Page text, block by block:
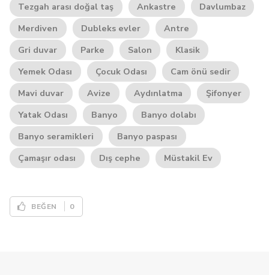
Tezgah arası doğal taş
Ankastre
Davlumbaz
Merdiven
Dubleks evler
Antre
Gri duvar
Parke Salon
Klasik
Yemek Odası
Çocuk Odası
Cam önü sedir
Mavi duvar
Avize Aydınlatma
Şifonyer
Yatak Odası
Banyo
Banyo dolabı
Banyo seramikleri
Banyo paspası
Çamaşır odası
Dış cephe Müstakil Ev
BEĞEN 0